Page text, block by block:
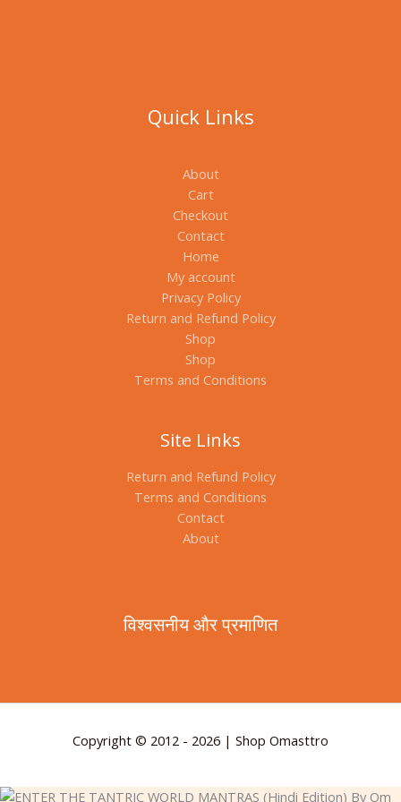
Quick Links
About
Cart
Checkout
Contact
Home
My account
Privacy Policy
Return and Refund Policy
Shop
Shop
Terms and Conditions
Site Links
Return and Refund Policy
Terms and Conditions
Contact
About
विश्वसनीय और प्रमाणित
Copyright © 2012 - 2026 | Shop Omasttro